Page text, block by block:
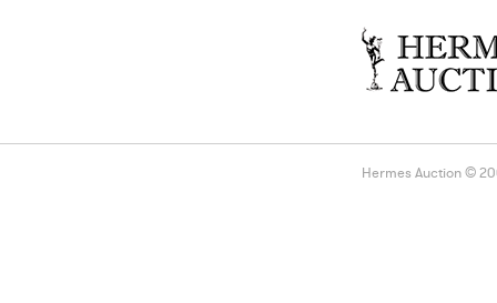
Hermes Auction ©